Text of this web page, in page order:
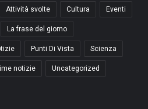
Attività svolte Cultura Eventi
La frase del giorno
Punti Di Vista Scienza
notizie Uncategorized